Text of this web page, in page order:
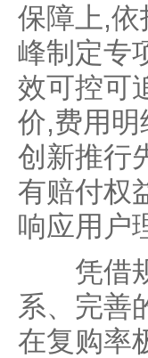
保障上,
峰制定专
效可控可
价,费用
创新推行
有赔付权
响应用户
凭借规
系、完善
在复购率